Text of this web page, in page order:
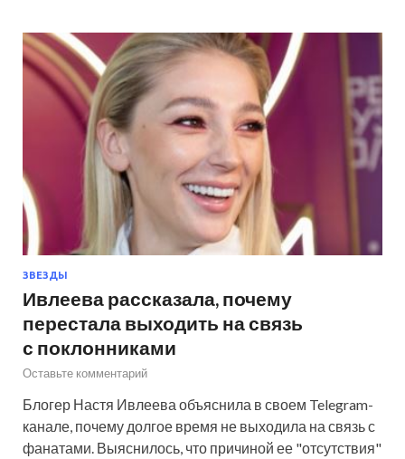
ЗВЕЗДЫ
Ивлеева рассказала, почему
перестала выходить на связь
с поклонниками
Оставьте комментарий
Блогер Настя Ивлеева объяснила в своем Telegram-
канале, почему долгое время не выходила на связь с
фанатами. Выяснилось, что причиной ее "отсутствия"